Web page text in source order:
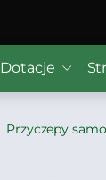
Dotacje
Przyczepy